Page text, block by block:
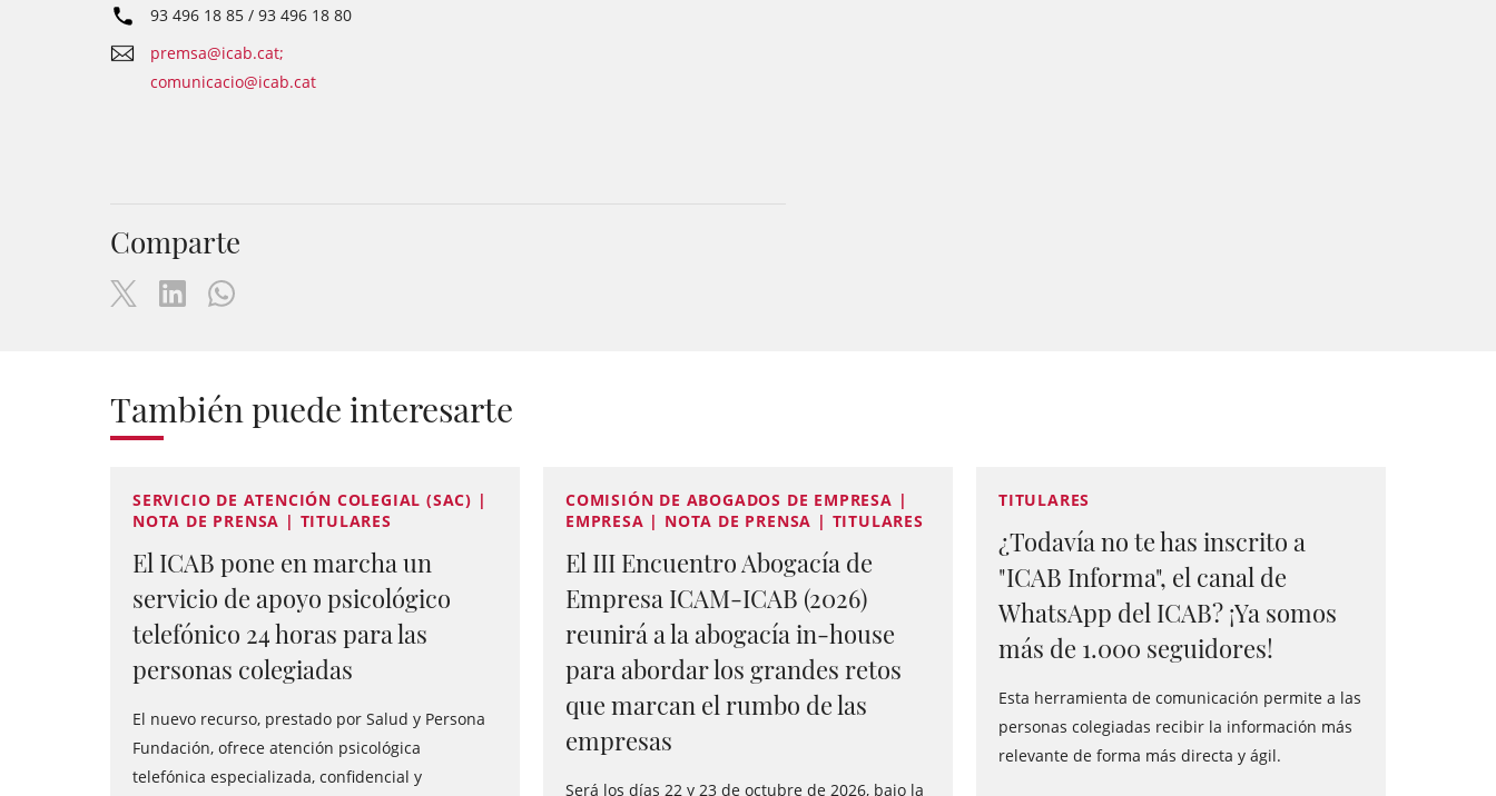
93 496 18 85 / 93 496 18 80
premsa@icab.cat;
comunicacio@icab.cat
Comparte
También puede interesarte
SERVICIO DE ATENCIÓN COLEGIAL (SAC) |
NOTA DE PRENSA | TITULARES
El ICAB pone en marcha un
servicio de apoyo psicológico
telefónico 24 horas para las
personas colegiadas
El nuevo recurso, prestado por Salud y Persona
Fundación, ofrece atención psicológica
telefónica especializada, confidencial y
COMISIÓN DE ABOGADOS DE EMPRESA |
EMPRESA | NOTA DE PRENSA | TITULARES
El III Encuentro Abogacía de
Empresa ICAM-ICAB (2026)
reunirá a la abogacía in-house
para abordar los grandes retos
que marcan el rumbo de las
empresas
Será los días 22 y 23 de octubre de 2026, bajo la
TITULARES
¿Todavía no te has inscrito a
"ICAB Informa", el canal de
WhatsApp del ICAB? ¡Ya somos
más de 1.000 seguidores!
Esta herramienta de comunicación permite a las
personas colegiadas recibir la información más
relevante de forma más directa y ágil.